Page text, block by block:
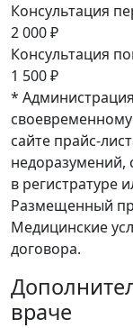
Консультация
2 000 ₽
Консультация
1 500 ₽
*
сайте прайс-
недоразумений,
в регистратуре
Размещенный
Медицинские
договора.
враче